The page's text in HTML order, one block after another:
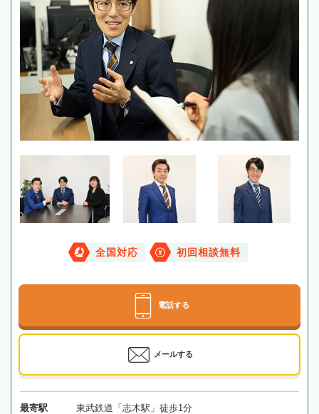
全国対応 初回相談無料
電話する
メールする
最寄駅 東武鉄道「志木駅」徒歩1分